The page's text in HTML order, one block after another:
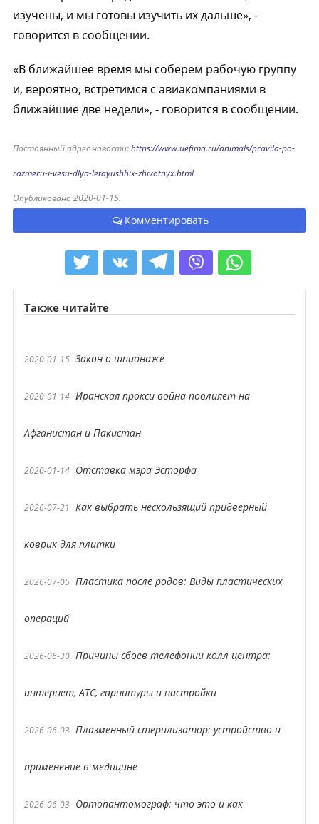
изучены, и мы готовы изучить их дальше», -
говорится в сообщении.
«В ближайшее время мы соберем рабочую группу
и, вероятно, встретимся с авиакомпаниями в
ближайшие две недели», - говорится в сообщении.
Постоянный адрес новости:https://www.uefima.ru/animals/pravila-po-
razmeru-i-vesu-dlya-letayushhix-zhivotnyx.html
Опубликовано 2020-01-15.
Комментировать
Также читайте
2020-01-15 Закон о шпионаже
2020-01-14 Иранская прокси-война повлияет на
Афганистан и Пакистан
2020-01-14 Отставка мэра Эсторфа
2026-07-21 Как выбрать нескользящий придверный
коврик для плитки
2026-07-05 Пластика после родов: Виды пластических
операций
2026-06-30 Причины сбоев телефонии колл центра:
интернет, АТС, гарнитуры и настройки
2026-06-03 Плазменный стерилизатор: устройство и
применение в медицине
2026-06-03 Ортопантомограф: что это и как